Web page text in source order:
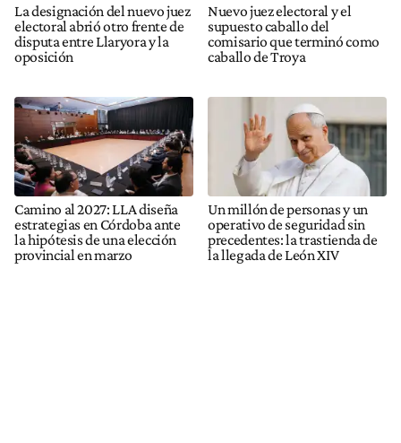
La designación del nuevo juez
electoral abrió otro frente de
disputa entre Llaryora y la
oposición
Nuevo juez electoral y el
supuesto caballo del
comisario que terminó como
caballo de Troya
Camino al 2027: LLA diseña
estrategias en Córdoba ante
la hipótesis de una elección
provincial en marzo
Un millón de personas y un
operativo de seguridad sin
precedentes: la trastienda de
la llegada de León XIV